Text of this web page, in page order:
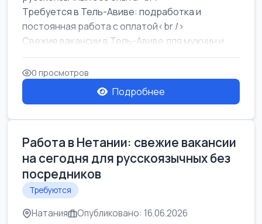
Требуется в Тель-Авиве: подработка и
постоянная работа с оплатой<br />
Свежие вакансии в Тель-Авиве для мужчин и
женщин от хозя...
0 просмотров
Подробнее
Работа в Нетании: свежие вакансии
на сегодня для русскоязычных без
посредников
Требуются
Натания Опубликовано: 16.06.2026